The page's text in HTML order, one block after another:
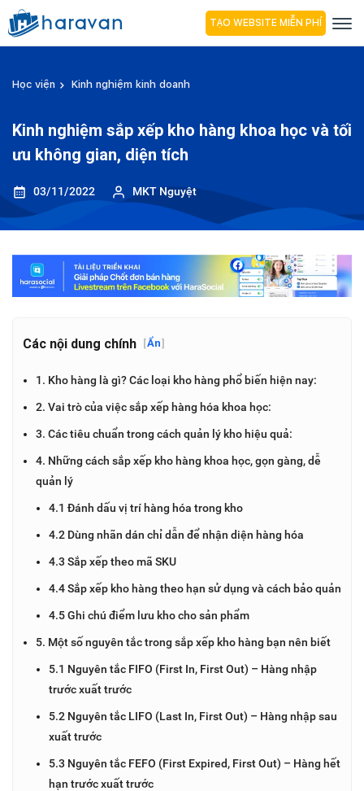
TẠO WEBSITE MIỄN PHÍ
Học viện Kinh nghiệm kinh doanh
Kinh nghiệm sắp xếp kho hàng khoa học và tối
ưu không gian, diện tích
03/11/2022 MKT Nguyệt
Các nội dung chính [Ẩn]
1. Kho hàng là gì? Các loại kho hàng phổ biến hiện nay:
2. Vai trò của việc sắp xếp hàng hóa khoa học:
3. Các tiêu chuẩn trong cách quản lý kho hiệu quả:
4. Những cách sắp xếp kho hàng khoa học, gọn gàng, dễ
quản lý
4.1 Đánh dấu vị trí hàng hóa trong kho
4.2 Dùng nhãn dán chỉ dẫn để nhận diện hàng hóa
4.3 Sắp xếp theo mã SKU
4.4 Sắp xếp kho hàng theo hạn sử dụng và cách bảo quản
4.5 Ghi chú điểm lưu kho cho sản phẩm
5. Một số nguyên tắc trong sắp xếp kho hàng bạn nên biết
5.1 Nguyên tắc FIFO (First In, First Out) – Hàng nhập
trước xuất trước
5.2 Nguyên tắc LIFO (Last In, First Out) – Hàng nhập sau
xuất trước
5.3 Nguyên tắc FEFO (First Expired, First Out) – Hàng hết
hạn trước xuất trước